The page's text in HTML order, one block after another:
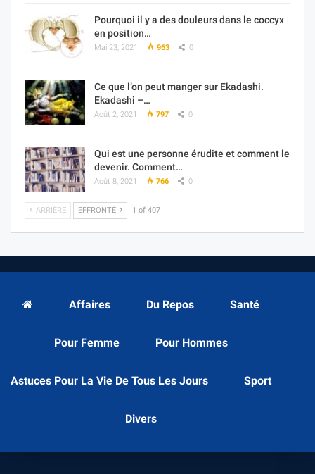
Pourquoi il y a des douleurs dans le coccyx
en position…
Mai 23, 2021 963 0
Ce que l’on peut manger sur Ekadashi.
Ekadashi –…
Août 2, 2021 797 0
Qui est une personne érudite et comment le
devenir. Comment…
Août 8, 2021 766 0
ARRIÈRE EFFRONTÉ 1 of 407
Affaires Du Repos Santé
Pour Femme Pour Hommes
Astuces Pour La Vie De Tous Les Jours Sport
Divers